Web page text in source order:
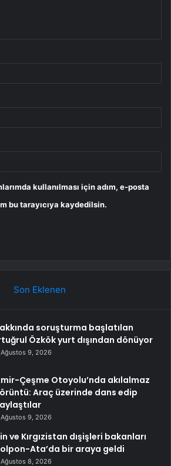
kullanılması için adım, e-posta
bu tarayıcıya kaydedilsin.
Son Eklenen
soruşturma başlatılan
Özkök yurt dışından dönüyor
Ağustos 9, 2026
Çeşme Otoyolu’nda akılalmaz
Araç üzerinde dans edip
Ağustos 9, 2026
ve Kırgızistan dışişleri bakanları
Ata’da bir araya geldi
Ağustos 8, 2026